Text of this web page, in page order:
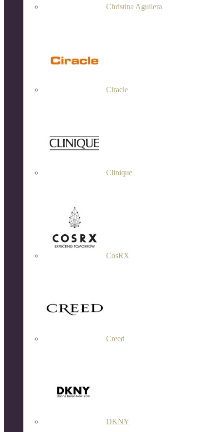
Christina Aguilera
Ciracle
Clinique
CosRX
Creed
DKNY